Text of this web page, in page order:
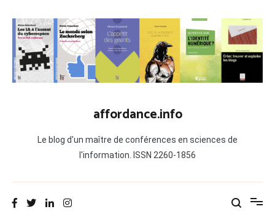
contenu
affordance.info
Le blog d'un maître de conférences en sciences de
l'information. ISSN 2260-1856